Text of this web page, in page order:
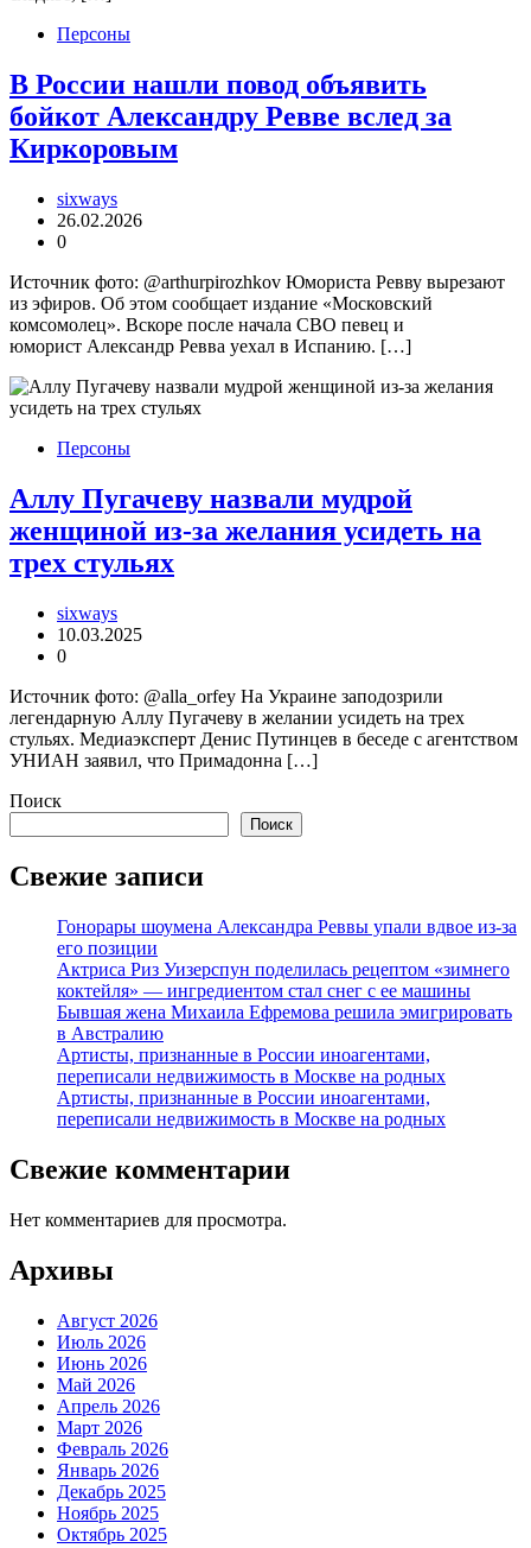
Персоны
В России нашли повод объявить
бойкот Александру Ревве вслед за
Киркоровым
sixways
26.02.2026
0
Источник фото: @arthurpirozhkov Юмориста Ревву вырезают
из эфиров. Об этом сообщает издание «Московский
комсомолец». Вскоре после начала СВО певец и
юморист Александр Ревва уехал в Испанию. […]
Персоны
Аллу Пугачеву назвали мудрой
женщиной из-за желания усидеть на
трех стульях
sixways
10.03.2025
0
Источник фото: @alla_orfey На Украине заподозрили
легендарную Аллу Пугачеву в желании усидеть на трех
стульях. Медиаэксперт Денис Путинцев в беседе с агентством
УНИАН заявил, что Примадонна […]
Поиск
Поиск
Свежие записи
Гонорары шоумена Александра Реввы упали вдвое из-за
его позиции
Актриса Риз Уизерспун поделилась рецептом «зимнего
коктейля» — ингредиентом стал снег с ее машины
Бывшая жена Михаила Ефремова решила эмигрировать
в Австралию
Артисты, признанные в России иноагентами,
переписали недвижимость в Москве на родных
Артисты, признанные в России иноагентами,
переписали недвижимость в Москве на родных
Свежие комментарии
Нет комментариев для просмотра.
Архивы
Август 2026
Июль 2026
Июнь 2026
Май 2026
Апрель 2026
Март 2026
Февраль 2026
Январь 2026
Декабрь 2025
Ноябрь 2025
Октябрь 2025